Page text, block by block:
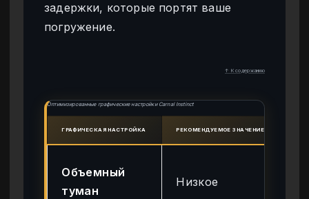
задержки, которые портят ваше
погружение.
↑ К содержанию
Оптимизированные графические настройки Carnal Instinct
ГРАФИЧЕСКАЯ НАСТРОЙКА РЕКОМЕНДУЕМОЕ ЗНАЧЕНИЕ
Объемный
туман
Низкое